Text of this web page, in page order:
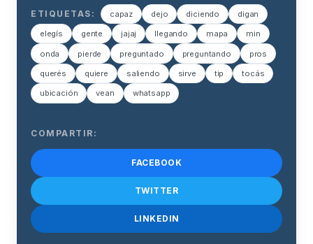
ETIQUETAS: capaz dejo diciendo digan
elegís gente jajaj llegando mapa min
onda pierde preguntado preguntando pros
querés quiere saliendo sirve tip tocás
ubicación vean whatsapp
COMPARTIR:
FACEBOOK
TWITTER
LINKEDIN